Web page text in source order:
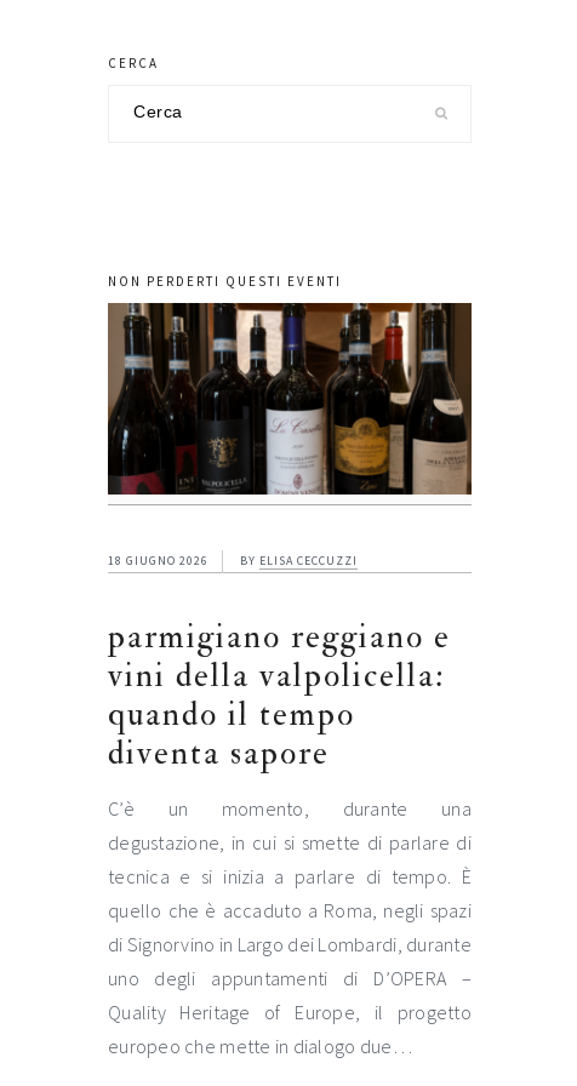
CERCA
NON PERDERTI QUESTI EVENTI
18 GIUGNO 2026 BY ELISA CECCUZZI
parmigiano reggiano e
vini della valpolicella:
quando il tempo
diventa sapore
C’è un momento, durante una
degustazione, in cui si smette di parlare di
tecnica e si inizia a parlare di tempo. È
quello che è accaduto a Roma, negli spazi
di Signorvino in Largo dei Lombardi, durante
uno degli appuntamenti di D’OPERA –
Quality Heritage of Europe, il progetto
europeo che mette in dialogo due…